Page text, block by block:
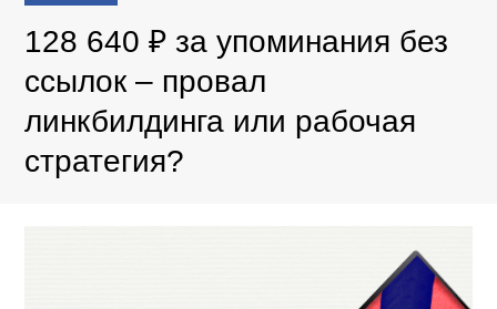
128 640 ₽ за упоминания без
ссылок – провал
линкбилдинга или рабочая
стратегия?